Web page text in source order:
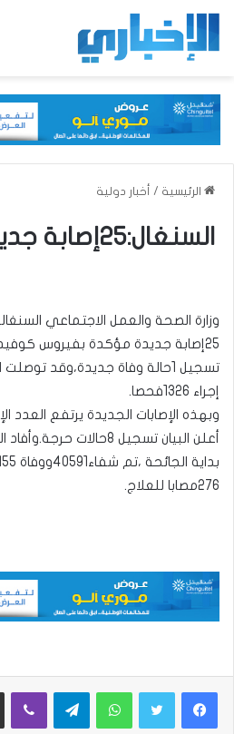
الرئيسية / أخبار دولية
السنغال:25إصابة جديدة وشفاء55
وزارة الصحة والعمل الاجتماعي
تسجيل 1حالة وفاة جديدة،وقد
إجراء 1326فحصا.
أعلن البيان تسجيل 8حالات
276مصابا للعلاج.
واتساب تيلقرام